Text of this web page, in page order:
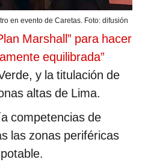
en evento de Caretas. Foto: difusión
Marshall” para hacer
equilibrada”
y la titulación de
altas de Lima.
competencias de
las zonas periféricas